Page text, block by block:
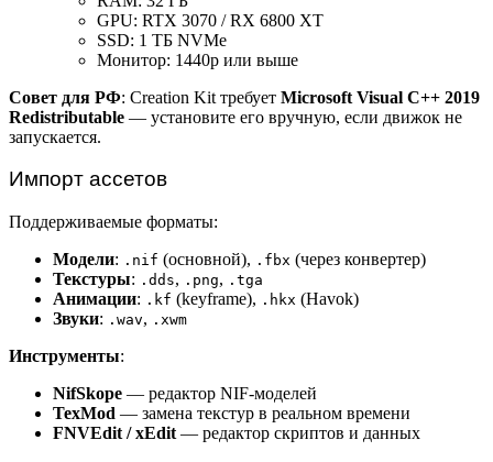
GPU: RTX 3070 / RX 6800 XT
SSD: 1 ТБ NVMe
Монитор: 1440p или выше
Совет для РФ: Creation Kit требует Microsoft Visual C++ 2019
Redistributable — установите его вручную, если движок не
запускается.
Импорт ассетов
Поддерживаемые форматы:
Модели: .nif (основной), .fbx (через конвертер)
Текстуры: .dds, .png, .tga
Анимации: .kf (keyframe), .hkx (Havok)
Звуки: .wav, .xwm
Инструменты:
NifSkope — редактор NIF-моделей
TexMod — замена текстур в реальном времени
FNVEdit / xEdit — редактор скриптов и данных